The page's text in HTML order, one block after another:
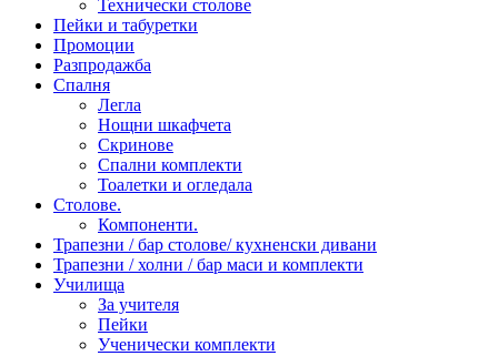
Технически столове
Пейки и табуретки
Промоции
Разпродажба
Спалня
Легла
Нощни шкафчета
Скринове
Спални комплекти
Тоалетки и огледала
Столове.
Компоненти.
Трапезни / бар столове/ кухненски дивани
Трапезни / холни / бар маси и комплекти
Училища
За учителя
Пейки
Ученически комплекти